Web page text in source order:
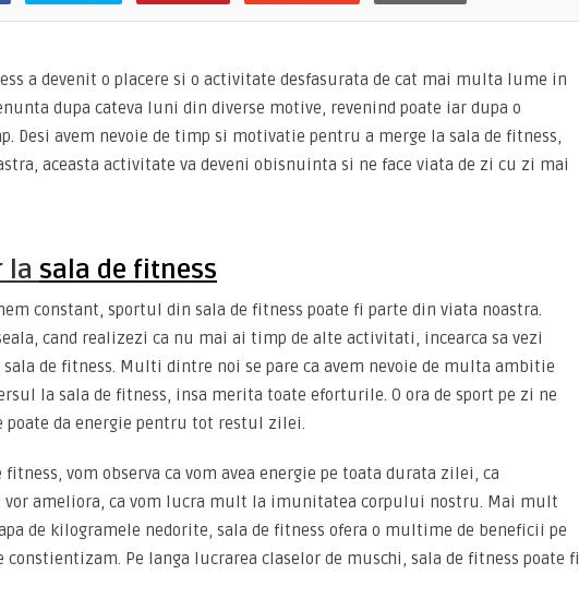
a devenit o placere si o activitate desfasurata de cat mai multa lume in
dupa cateva luni din diverse motive, revenind poate iar dupa o
Desi avem nevoie de timp si motivatie pentru a merge la sala de fitness,
aceasta activitate va deveni obisnuinta si ne face viata de zi cu zi mai
la sala de fitness
constant, sportul din sala de fitness poate fi parte din viata noastra.
cand realizezi ca nu mai ai timp de alte activitati, incearca sa vezi
de fitness. Multi dintre noi se pare ca avem nevoie de multa ambitie
la sala de fitness, insa merita toate eforturile. O ora de sport pe zi ne
poate da energie pentru tot restul zilei.
vom observa ca vom avea energie pe toata durata zilei, ca
vor ameliora, ca vom lucra mult la imunitatea corpului nostru. Mai mult
de kilogramele nedorite, sala de fitness ofera o multime de beneficii pe
Pe langa lucrarea claselor de muschi, sala de fitness poate fi